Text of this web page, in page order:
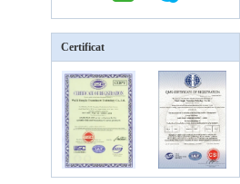
Certificat